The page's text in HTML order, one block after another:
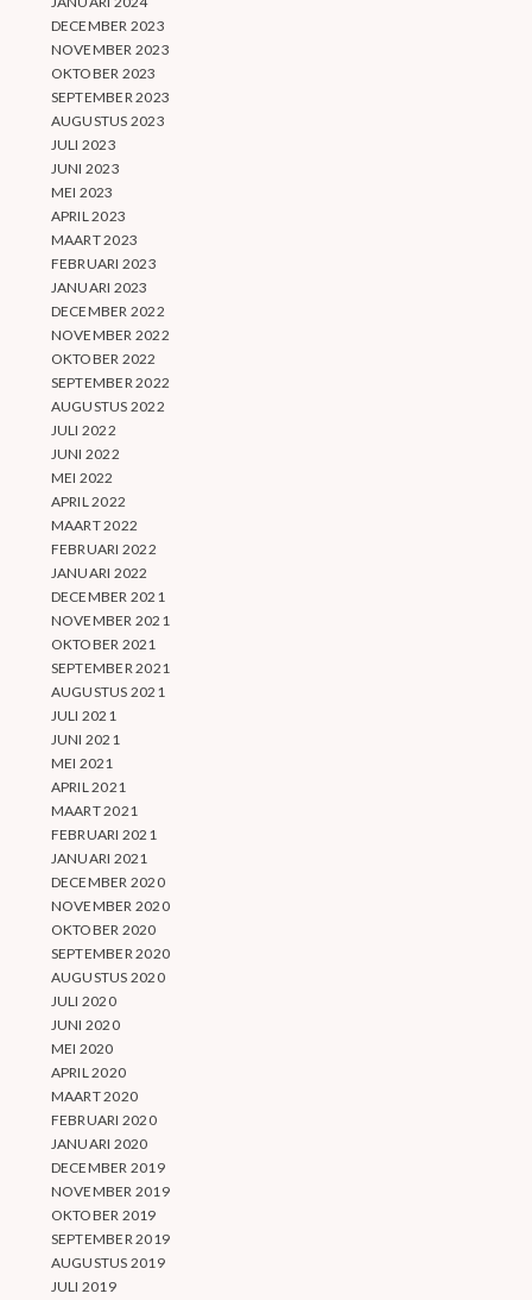
DECEMBER 2023
NOVEMBER 2023
OKTOBER 2023
SEPTEMBER 2023
AUGUSTUS 2023
JULI 2023
JUNI 2023
MEI 2023
APRIL 2023
MAART 2023
FEBRUARI 2023
JANUARI 2023
DECEMBER 2022
NOVEMBER 2022
OKTOBER 2022
SEPTEMBER 2022
AUGUSTUS 2022
JULI 2022
JUNI 2022
MEI 2022
APRIL 2022
MAART 2022
FEBRUARI 2022
JANUARI 2022
DECEMBER 2021
NOVEMBER 2021
OKTOBER 2021
SEPTEMBER 2021
AUGUSTUS 2021
JULI 2021
JUNI 2021
MEI 2021
APRIL 2021
MAART 2021
FEBRUARI 2021
JANUARI 2021
DECEMBER 2020
NOVEMBER 2020
OKTOBER 2020
SEPTEMBER 2020
AUGUSTUS 2020
JULI 2020
JUNI 2020
MEI 2020
APRIL 2020
MAART 2020
FEBRUARI 2020
JANUARI 2020
DECEMBER 2019
NOVEMBER 2019
OKTOBER 2019
SEPTEMBER 2019
AUGUSTUS 2019
JULI 2019